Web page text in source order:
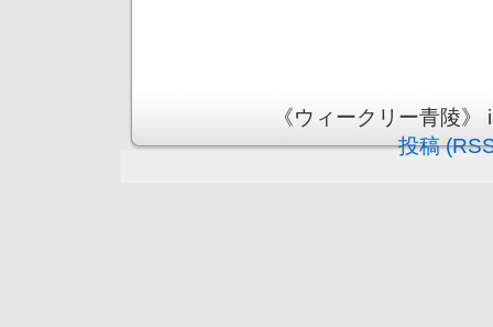
《ウィークリー青陵
投稿